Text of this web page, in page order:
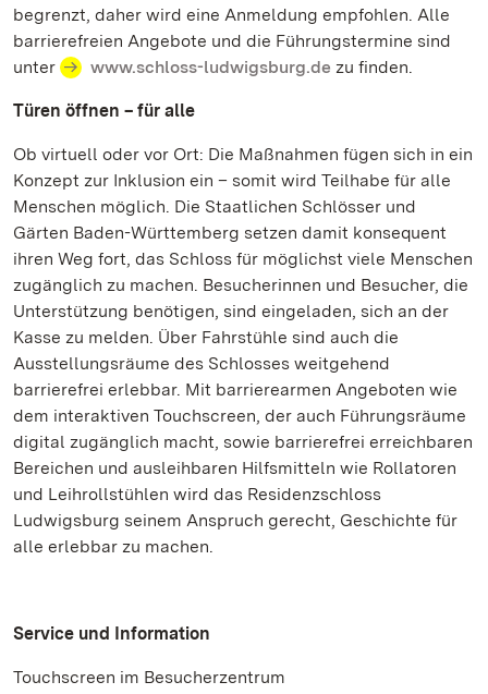
begrenzt, daher wird eine Anmeldung empfohlen. Alle
barrierefreien Angebote und die Führungstermine sind
unter
www.schloss-ludwigsburg.de zu finden.
Türen öffnen – für alle
Ob virtuell oder vor Ort: Die Maßnahmen fügen sich in ein
Konzept zur Inklusion ein – somit wird Teilhabe für alle
Menschen möglich. Die Staatlichen Schlösser und
Gärten Baden-Württemberg setzen damit konsequent
ihren Weg fort, das Schloss für möglichst viele Menschen
zugänglich zu machen. Besucherinnen und Besucher, die
Unterstützung benötigen, sind eingeladen, sich an der
Kasse zu melden. Über Fahrstühle sind auch die
Ausstellungsräume des Schlosses weitgehend
barrierefrei erlebbar. Mit barrierearmen Angeboten wie
dem interaktiven Touchscreen, der auch Führungsräume
digital zugänglich macht, sowie barrierefrei erreichbaren
Bereichen und ausleihbaren Hilfsmitteln wie Rollatoren
und Leihrollstühlen wird das Residenzschloss
Ludwigsburg seinem Anspruch gerecht, Geschichte für
alle erlebbar zu machen.
Service und Information
Touchscreen im Besucherzentrum